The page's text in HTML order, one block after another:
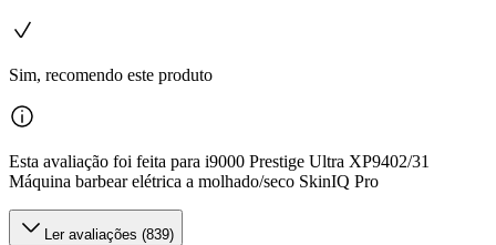
Sim, recomendo este produto
Esta avaliação foi feita para i9000 Prestige Ultra XP9402/31
Máquina barbear elétrica a molhado/seco SkinIQ Pro
Ler avaliações (839)